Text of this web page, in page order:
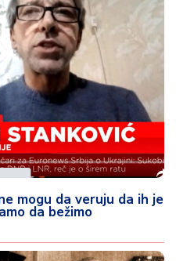
mogu da veruju da ih je
da bežimo